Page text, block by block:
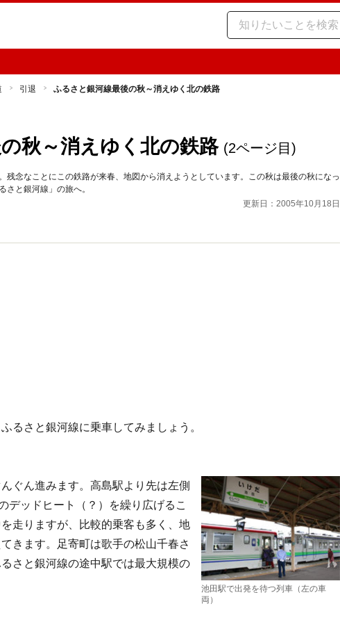
引退 ふるさと銀河線最後の秋～消えゆく北の鉄路
秋～消えゆく北の鉄路 (2ページ目)
残念なことにこの鉄路が来春、地図から消えようとしています。この秋は最後の秋になっ
さと銀河線」の旅へ。
更新日：2005年10月18日
るさと銀河線に乗車してみましょう。
池田駅で出発を待つ列車（左の車
両）
ぐん進みます。高島駅より先は左側
デッドヒート（？）を繰り広げるこ
走りますが、比較的乗客も多く、地
きます。足寄町は歌手の松山千春さ
さと銀河線の途中駅では最大規模の